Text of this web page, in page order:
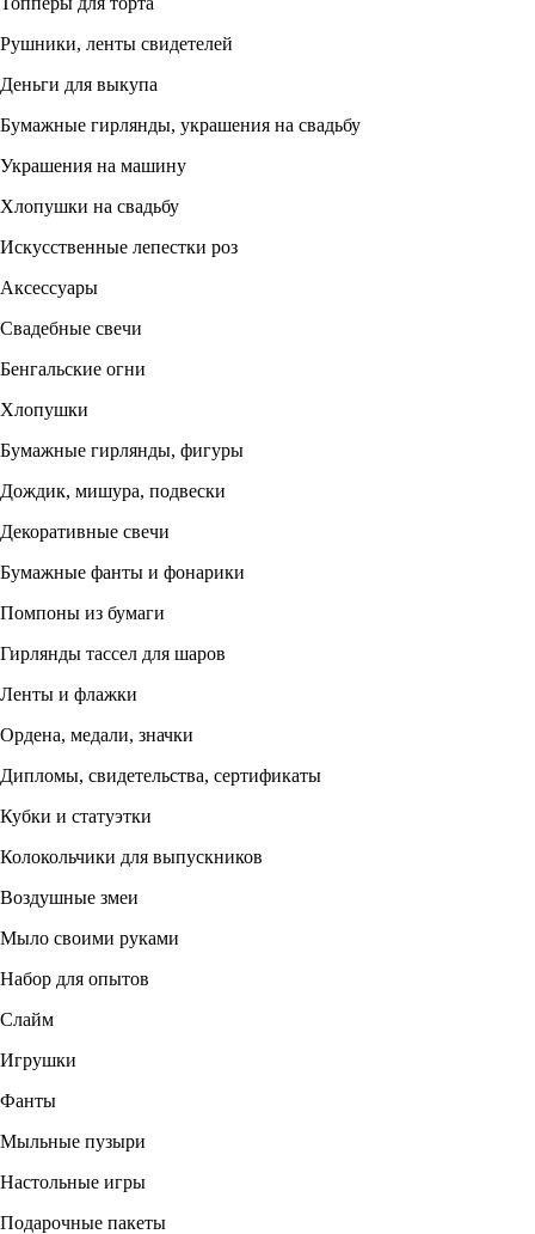
Рушники, ленты свидетелей
Деньги для выкупа
Бумажные гирлянды, украшения на свадьбу
Украшения на машину
Хлопушки на свадьбу
Искусственные лепестки роз
Аксессуары
Свадебные свечи
Бенгальские огни
Хлопушки
Бумажные гирлянды, фигуры
Дождик, мишура, подвески
Декоративные свечи
Бумажные фанты и фонарики
Помпоны из бумаги
Гирлянды тассел для шаров
Ленты и флажки
Ордена, медали, значки
Дипломы, свидетельства, сертификаты
Кубки и статуэтки
Колокольчики для выпускников
Воздушные змеи
Мыло своими руками
Набор для опытов
Слайм
Игрушки
Фанты
Мыльные пузыри
Настольные игры
Подарочные пакеты